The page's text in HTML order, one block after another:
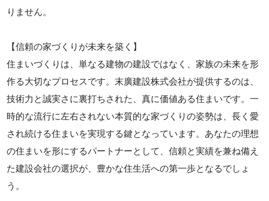
りません。
【信頼の家づくりが未来を築く】
住まいづくりは、単なる建物の建設ではなく、家族の未来を形
作る大切なプロセスです。末廣建設株式会社が提供するのは、
技術力と誠実さに裏打ちされた、真に価値ある住まいです。一
時的な流行に左右されない本質的な家づくりの姿勢は、長く愛
され続ける住まいを実現する鍵となっています。あなたの理想
の住まいを形にするパートナーとして、信頼と実績を兼ね備え
た建設会社の選択が、豊かな住生活への第一歩となるでしょ
う。